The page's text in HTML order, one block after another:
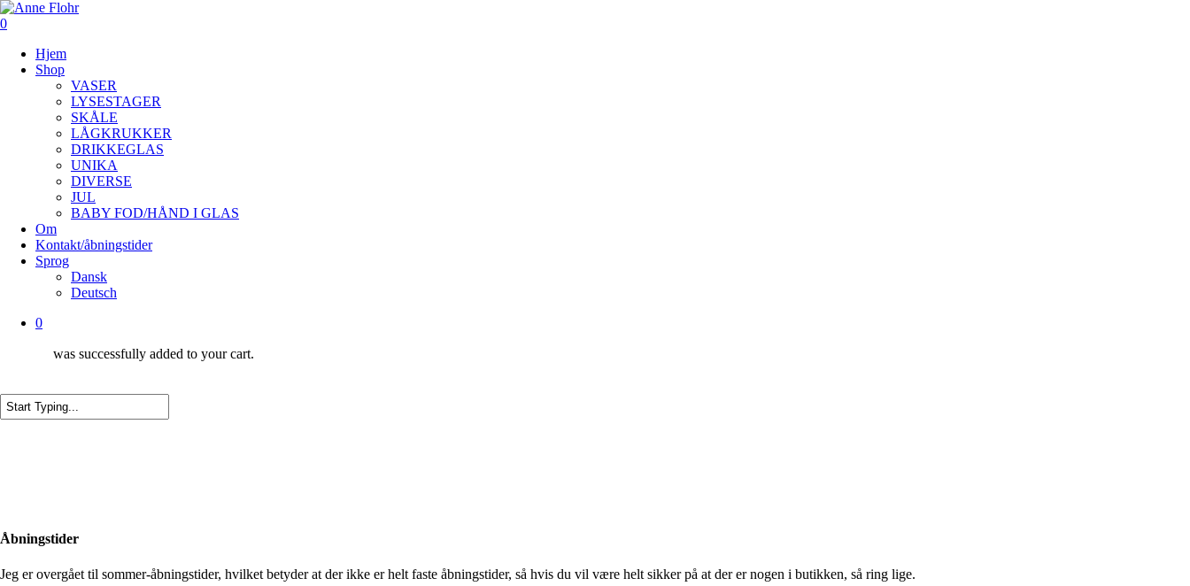
Skip
to
content
0
Hjem
Shop
VASER
LYSESTAGER
SKÅLE
LÅGKRUKKER
DRIKKEGLAS
UNIKA
DIVERSE
JUL
BABY FOD/HÅND I GLAS
Om
Kontakt/åbningstider
Sprog
Dansk
Deutsch
0
was successfully added to your cart.
Åbningstider
Jeg er overgået til sommer-åbningstider, hvilket betyder at der ikke er helt faste åbningstider, så hvis du vil være helt sikker på at der er nogen i butikken, så ring lige.